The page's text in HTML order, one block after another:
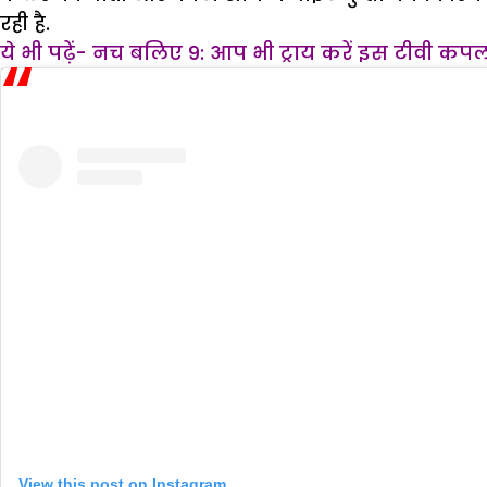
रही है.
ये भी पढ़ें- नच बलिए 9: आप भी ट्राय करें इस टीवी